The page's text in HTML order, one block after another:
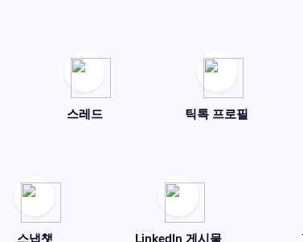
스레드 틱톡 프로필